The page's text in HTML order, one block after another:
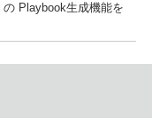
Playbook生成機能を